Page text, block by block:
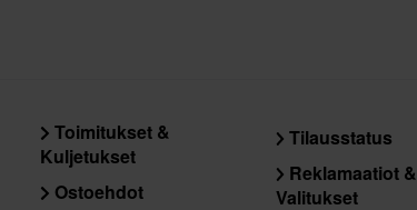
Toimitukset &
Kuljetukset
Ostoehdot
Tilausstatus
Reklamaatiot &
Valitukset